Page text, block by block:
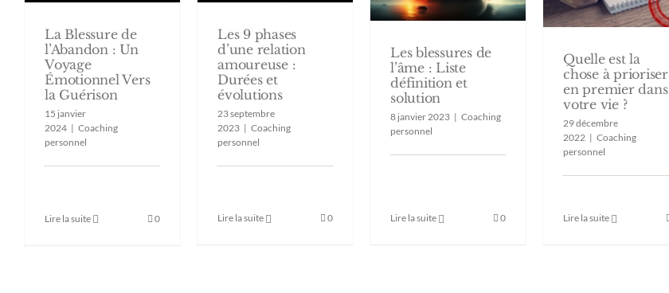
La Blessure de
l’Abandon : Un
Voyage
Émotionnel Vers
la Guérison
15 janvier
2024 | Coaching
personnel
Lire la suite 0
Les 9 phases
d’une relation
amoureuse :
Durées et
évolutions
23 septembre
2023 | Coaching
personnel
Lire la suite 0
Les blessures de
l’âme : Liste
définition et
solution
8 janvier 2023 | Coaching
personnel
Lire la suite 0
Quelle est la
chose à prioriser
en premier dans
votre vie ?
29 décembre
2022 | Coaching
personnel
Lire la suite